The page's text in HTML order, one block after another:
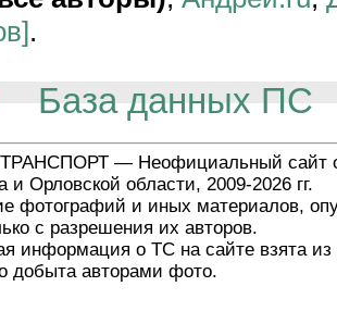
.
База данных ПС
— Неофициальный сайт
и Орловской области, 2009-2026 гг.
фотографий и иных материалов,
с разрешения их авторов.
информация о ТС на сайте взята из
добыта авторами фото.